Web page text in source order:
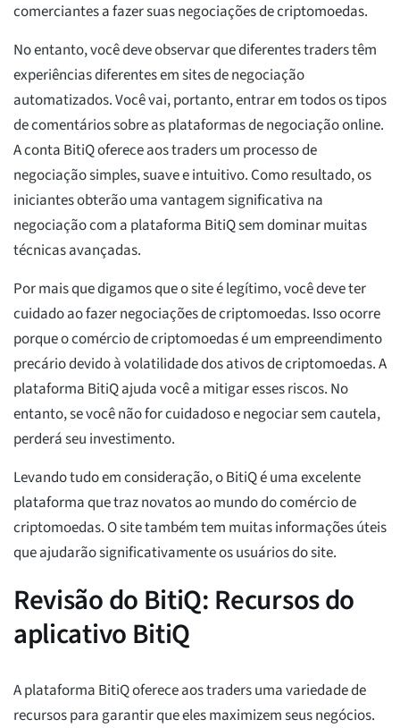
comerciantes a fazer suas negociações de criptomoedas.
No entanto, você deve observar que diferentes traders têm
experiências diferentes em sites de negociação
automatizados. Você vai, portanto, entrar em todos os tipos
de comentários sobre as plataformas de negociação online.
A conta BitiQ oferece aos traders um processo de
negociação simples, suave e intuitivo. Como resultado, os
iniciantes obterão uma vantagem significativa na
negociação com a plataforma BitiQ sem dominar muitas
técnicas avançadas.
Por mais que digamos que o site é legítimo, você deve ter
cuidado ao fazer negociações de criptomoedas. Isso ocorre
porque o comércio de criptomoedas é um empreendimento
precário devido à volatilidade dos ativos de criptomoedas. A
plataforma BitiQ ajuda você a mitigar esses riscos. No
entanto, se você não for cuidadoso e negociar sem cautela,
perderá seu investimento.
Levando tudo em consideração, o BitiQ é uma excelente
plataforma que traz novatos ao mundo do comércio de
criptomoedas. O site também tem muitas informações úteis
que ajudarão significativamente os usuários do site.
Revisão do BitiQ: Recursos do
aplicativo BitiQ
A plataforma BitiQ oferece aos traders uma variedade de
recursos para garantir que eles maximizem seus negócios.